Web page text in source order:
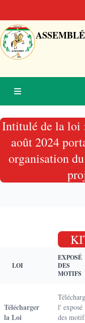
Intitulé de la loi
août 2024
organisation
LOI
EXPOSÉ
DES
MOTIFS
Télécharger
la Loi
l' exposé
des